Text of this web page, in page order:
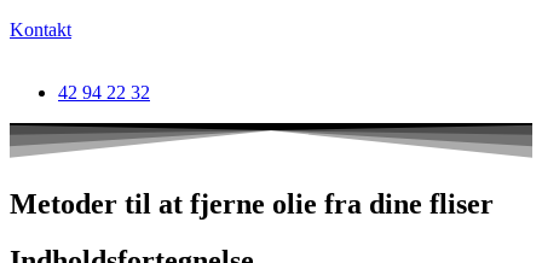
Kontakt
42 94 22 32
Metoder til at fjerne olie fra dine fliser